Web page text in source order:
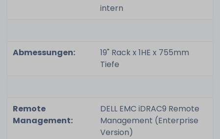
intern
Abmessungen:
19" Rack x 1HE x 755mm
Tiefe
Remote
Management:
DELL EMC iDRAC9 Remote
Management (Enterprise
Version)